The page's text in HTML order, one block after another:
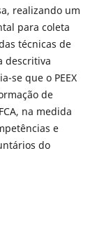
realizando um
para coleta
técnicas de
descritiva
se que o PEEX
de
na medida
e
do